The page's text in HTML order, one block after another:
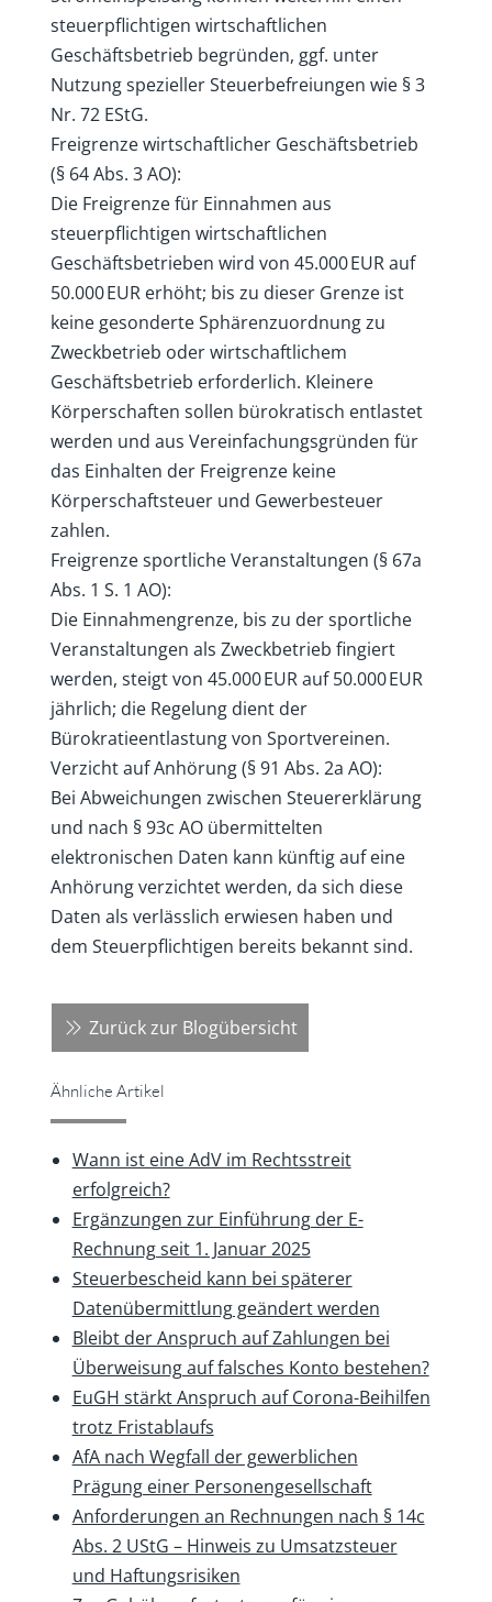
steuerpflichtigen wirtschaftlichen
Geschäftsbetrieb begründen, ggf. unter
Nutzung spezieller Steuerbefreiungen wie § 3
Nr. 72 EStG.
Freigrenze wirtschaftlicher Geschäftsbetrieb
(§ 64 Abs. 3 AO):
Die Freigrenze für Einnahmen aus
steuerpflichtigen wirtschaftlichen
Geschäftsbetrieben wird von 45.000 EUR auf
50.000 EUR erhöht; bis zu dieser Grenze ist
keine gesonderte Sphärenzuordnung zu
Zweckbetrieb oder wirtschaftlichem
Geschäftsbetrieb erforderlich. Kleinere
Körperschaften sollen bürokratisch entlastet
werden und aus Vereinfachungsgründen für
das Einhalten der Freigrenze keine
Körperschaftsteuer und Gewerbesteuer
zahlen.
Freigrenze sportliche Veranstaltungen (§ 67a
Abs. 1 S. 1 AO):
Die Einnahmengrenze, bis zu der sportliche
Veranstaltungen als Zweckbetrieb fingiert
werden, steigt von 45.000 EUR auf 50.000 EUR
jährlich; die Regelung dient der
Bürokratieentlastung von Sportvereinen.
Verzicht auf Anhörung (§ 91 Abs. 2a AO):
Bei Abweichungen zwischen Steuererklärung
und nach § 93c AO übermittelten
elektronischen Daten kann künftig auf eine
Anhörung verzichtet werden, da sich diese
Daten als verlässlich erwiesen haben und
dem Steuerpflichtigen bereits bekannt sind.
Zurück zur Blogübersicht
Ähnliche Artikel
Wann ist eine AdV im Rechtsstreit
erfolgreich?
Ergänzungen zur Einführung der E-
Rechnung seit 1. Januar 2025
Steuerbescheid kann bei späterer
Datenübermittlung geändert werden
Bleibt der Anspruch auf Zahlungen bei
Überweisung auf falsches Konto bestehen?
EuGH stärkt Anspruch auf Corona-Beihilfen
trotz Fristablaufs
AfA nach Wegfall der gewerblichen
Prägung einer Personengesellschaft
Anforderungen an Rechnungen nach § 14c
Abs. 2 UStG – Hinweis zu Umsatzsteuer
und Haftungsrisiken